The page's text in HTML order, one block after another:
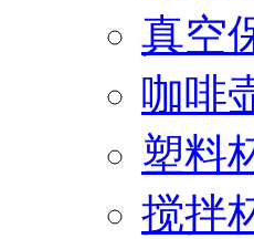
真空
咖啡
塑料
搅拌